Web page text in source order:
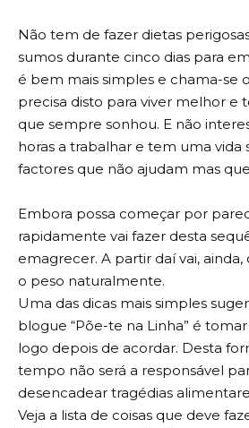
Não tem de fazer dietas
sumos durante cinco dias para
é bem mais simples e chama-se
precisa disto para viver melhor e
que sempre sonhou. E não
horas a trabalhar e tem uma vida
factores que não ajudam mas
Embora possa começar por
rapidamente vai fazer desta
emagrecer. A partir daí vai,
o peso naturalmente.
Uma das dicas mais simples
blogue “Põe-te na Linha” é
logo depois de acordar. Desta
tempo não será a responsável
desencadear tragédias
Veja a lista de coisas que deve